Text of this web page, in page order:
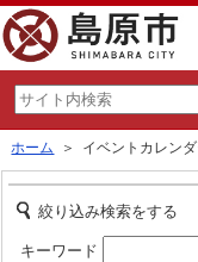
ホーム ＞ イベントカレン
絞り込み検索をする
キーワード